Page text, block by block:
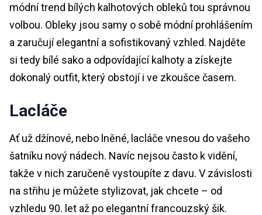
módní trend bílých kalhotových obleků tou správnou
volbou. Obleky jsou samy o sobě módní prohlášením
a zaručují elegantní a sofistikovaný vzhled. Najděte
si tedy bílé sako a odpovídající kalhoty a získejte
dokonalý outfit, který obstojí i ve zkoušce časem.
Lacláče
Ať už džínové, nebo lněné, lacláče vnesou do vašeho
šatníku nový nádech. Navíc nejsou často k vidění,
takže v nich zaručeně vystoupíte z davu. V závislosti
na střihu je můžete stylizovat, jak chcete – od
vzhledu 90. let až po elegantní francouzský šik.